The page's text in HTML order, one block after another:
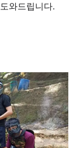
와드립니다.